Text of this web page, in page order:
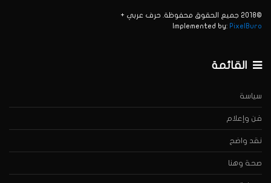
©2018 جميع الحقوق محفوظة. حرف عربي +
Implemented by: PixelBuro
القائمة
سياسة
فن وإعلام
نقد واضح
صحة وهنا